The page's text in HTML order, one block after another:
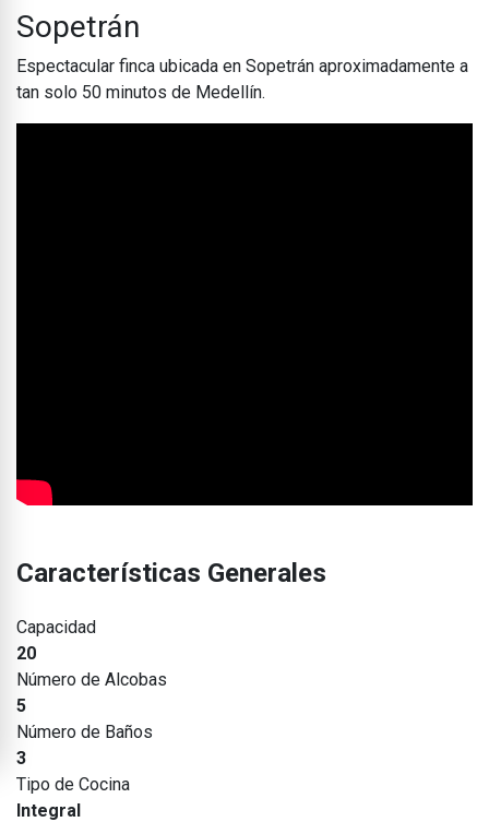
Sopetrán
Espectacular finca ubicada en Sopetrán aproximadamente a
tan solo 50 minutos de Medellín.
Características Generales
Capacidad
20
Número de Alcobas
5
Número de Baños
3
Tipo de Cocina
Integral